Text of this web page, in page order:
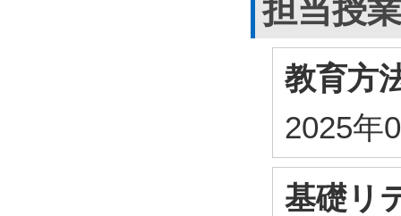
担当授
教育方
2025年
基礎リ